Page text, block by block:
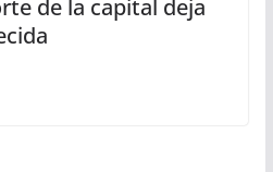
de la capital deja